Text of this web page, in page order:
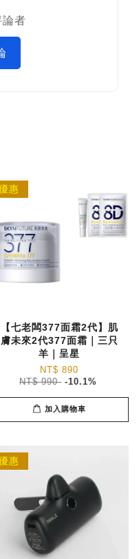
論者
惠
【七老闆377面霜2代】肌
膚未來2代377面霜｜三只
羊｜呈星
NT$ 890
NT$ 990 -10.1%
加入購物車
惠